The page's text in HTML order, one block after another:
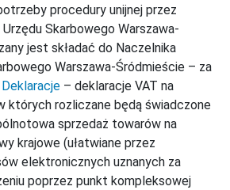
procedury unijnej przez
Skarbowego Warszawa-
jest składać do Naczelnika
Warszawa-Śródmieście – za
– deklaracje VAT na
których rozliczane będą świadczone
sprzedaż towarów na
krajowe (ułatwiane przez
elektronicznych uznanych za
poprzez punkt kompleksowej